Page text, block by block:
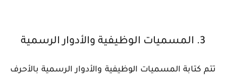
3. المسميات الوظيفية والأدوار الرسمية
تتم كتابة المسميات الوظيفية والأدوار الرسمية بالأحرف